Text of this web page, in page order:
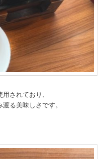
されており、
る美味しさです。